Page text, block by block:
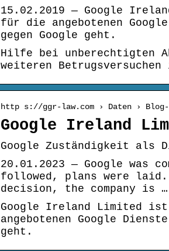
15.02.2019 — Google
für die angebotenen
gegen Google geht.
Hilfe bei unberechtigten
weiteren Betrugsversuchen
http s://ggr-law.com › Daten › Blog-
Google Ireland
Google Zuständigkeit als
20.01.2023 — Google was
followed, plans were
decision, the company is …
Google Ireland Limited
angebotenen Google
geht.